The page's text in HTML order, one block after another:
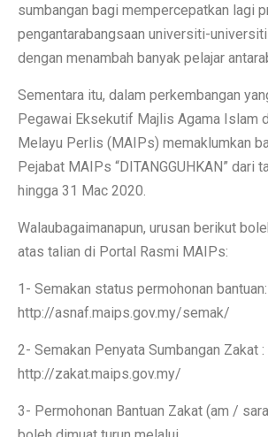
sumbangan bagi mempercepatkan lagi
pengantarabangsaan universiti-
dengan menambah banyak pelajar
Sementara itu, dalam perkembangan
Pegawai Eksekutif Majlis Agama Islam
Melayu Perlis (MAIPs) memaklumkan
Pejabat MAIPs “DITANGGUHKAN” dari
hingga 31 Mac 2020.
Walaubagaimanapun, urusan berikut
atas talian di Portal Rasmi MAIPs:
1- Semakan status permohonan bantuan:
http://asnaf.maips.gov.my/semak/
2- Semakan Penyata Sumbangan Zakat :
http://zakat.maips.gov.my/
3- Permohonan Bantuan Zakat (am /